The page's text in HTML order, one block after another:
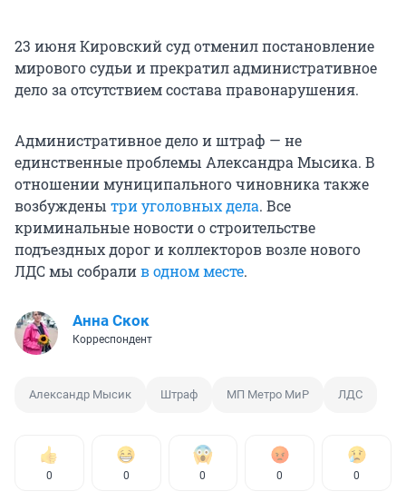
23 июня Кировский суд отменил постановление
мирового судьи и прекратил административное
дело за отсутствием состава правонарушения.
Административное дело и штраф — не
единственные проблемы Александра Мысика. В
отношении муниципального чиновника также
возбуждены три уголовных дела. Все
криминальные новости о строительстве
подъездных дорог и коллекторов возле нового
ЛДС мы собралив одном месте.
Анна Скок
Корреспондент
Александр Мысик Штраф МП Метро МиР ЛДС
0 0 0 0 0